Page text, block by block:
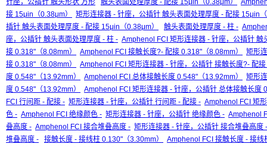
针座，公插针 触头形状 方形 触头表面处理厚度 - 配接 15μin（0.38μm）
接 15μin（0.38μm）
矩形连接器 - 针座，公插针 触头表面处理厚度 - 配接 15μin
插针 触头表面处理厚度 - 配接 15μin（0.38μm）
触头表面处理厚度 - 柱 -
座，公插针 触头表面处理厚度 - 柱 - Amphenol FCI 矩形连接器 - 针座，公插针 触
接 0.318"（8.08mm）
Amphenol FCI 接触长度?- 配接 0.318"（8.08mm）
矩形
接 0.318"（8.08mm）
Amphenol FCI 矩形连接器 - 针座，公插针 接触长度?- 配
度 0.548"（13.92mm）
Amphenol FCI 总体接触长度 0.548"（13.92mm）
矩形
度 0.548"（13.92mm）
Amphenol FCI 矩形连接器 - 针座，公插针 总体接触长度
FCI 行间距 - 配接 - 矩形连接器 - 针座，公插针 行间距 - 配接 - Amphenol FCI 矩
色 - Amphenol FCI 绝缘颜色 - 矩形连接器 - 针座，公插针 绝缘颜色 - Amphenol
叠高度 - Amphenol FCI 接合堆叠高度 - 矩形连接器 - 针座，公插针 接合堆叠高度 -
堆叠高度 -
接触长度 - 接线柱 0.130"（3.30mm）
Amphenol FCI 接触长度 - 接